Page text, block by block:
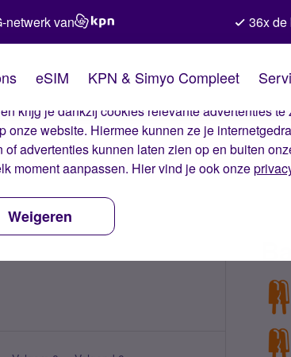
Met deze cookies zorgen wij ervoor dat je
krijg je dankzij cookies relevante advertenties te
onze website. Hiermee kunnen ze je
advertenties kunnen laten zien op en buiten
moment aanpassen. Hier vind je ook onze
Weigeren
netwerk van 36x de
eSIM KPN & Simyo Compleet
Start